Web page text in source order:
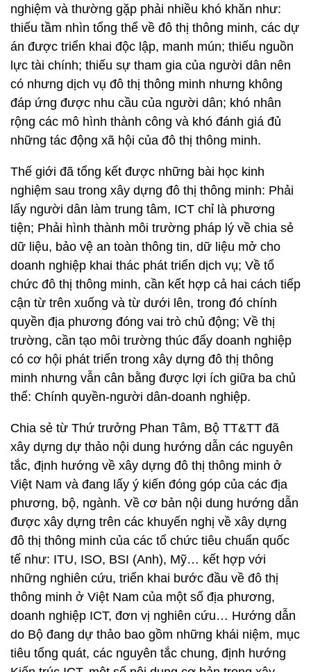
nghiệm và thường gặp phải nhiều khó khăn như:
thiếu tầm nhìn tổng thể về đô thị thông minh, các dự
án được triển khai độc lập, manh mún; thiếu nguồn
lực tài chính; thiếu sự tham gia của người dân nên
có nhưng dịch vụ đô thị thông minh nhưng không
đáp ứng được nhu cầu của người dân; khó nhân
rộng các mô hình thành công và khó đánh giá đủ
những tác động xã hội của đô thị thông minh.
Thế giới đã tổng kết được những bài học kinh
nghiệm sau trong xây dựng đô thị thông minh: Phải
lấy người dân làm trung tâm, ICT chỉ là phương
tiện; Phải hình thành môi trường pháp lý về chia sẻ
dữ liệu, bảo vệ an toàn thông tin, dữ liệu mở cho
doanh nghiệp khai thác phát triển dịch vụ; Về tổ
chức đô thị thông minh, cần kết hợp cả hai cách tiếp
cận từ trên xuống và từ dưới lên, trong đó chính
quyền địa phương đóng vai trò chủ động; Về thị
trường, cần tạo môi trường thúc đẩy doanh nghiệp
có cơ hội phát triển trong xây dựng đô thị thông
minh nhưng vẫn cân bằng được lợi ích giữa ba chủ
thể: Chính quyền-người dân-doanh nghiệp.
Chia sẻ từ Thứ trưởng Phan Tâm, Bộ TT&TT đã
xây dựng dự thảo nội dung hướng dẫn các nguyên
tắc, định hướng về xây dựng đô thị thông minh ở
Việt Nam và đang lấy ý kiến đóng góp của các địa
phương, bộ, ngành. Về cơ bản nội dung hướng dẫn
được xây dựng trên các khuyến nghị về xây dựng
đô thị thông minh của các tổ chức tiêu chuẩn quốc
tế như: ITU, ISO, BSI (Anh), Mỹ… kết hợp với
những nghiên cứu, triển khai bước đầu về đô thị
thông minh ở Việt Nam của một số địa phương,
doanh nghiệp ICT, đơn vị nghiên cứu… Hướng dẫn
do Bộ đang dự thảo bao gồm những khái niệm, mục
tiêu tổng quát, các nguyên tắc chung, định hướng